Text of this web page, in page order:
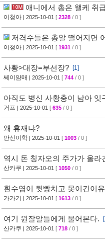
애니에서 총은 왤케 취
이청아 | 2025-10-01 [ 2328 / 0 ]
저격수들은 총알 떨어지면
이청아 | 2025-10-01 [ 1931 / 0 ]
사황>대장=부선장?
[1]
쎄이얌매 | 2025-10-01 [ 744 / 0 ]
아직도 병신 사황충이 남아 잇
거프 | 2025-10-01 [ 635 / 0 ]
왜 휴재냐?
만신이학 | 2025-10-01 [ 1003 / 0 ]
역시 돈 칭자오의 주가가 올라
산카쿠 | 2025-10-01 [ 1050 / 0 ]
흰수염이 뒷빵치고 못이긴이
가가기
| 2025-10-01 [ 1613 / 0 ]
여기 원잘알들에게 물어본다.
산카쿠 | 2025-10-01 [ 718 / 0 ]